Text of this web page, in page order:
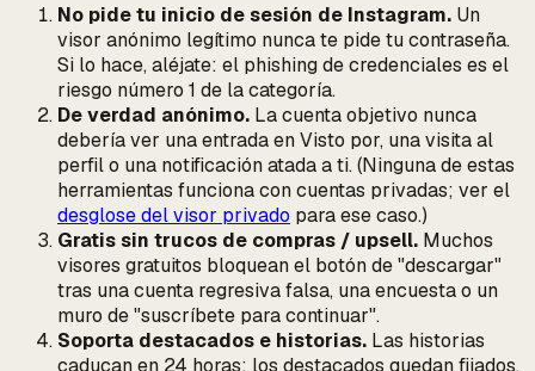
No pide tu inicio de sesión de Instagram. Un
visor anónimo legítimo nunca te pide tu contraseña.
Si lo hace, aléjate: el phishing de credenciales es el
riesgo número 1 de la categoría.
De verdad anónimo. La cuenta objetivo nunca
debería ver una entrada en Visto por, una visita al
perfil o una notificación atada a ti. (Ninguna de estas
herramientas funciona con cuentas privadas; ver el
desglose del visor privado para ese caso.)
Gratis sin trucos de compras / upsell. Muchos
visores gratuitos bloquean el botón de "descargar"
tras una cuenta regresiva falsa, una encuesta o un
muro de "suscríbete para continuar".
Soporta destacados e historias. Las historias
caducan en 24 horas; los destacados quedan fijados.